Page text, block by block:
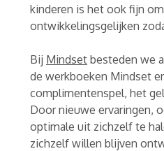
kinderen is het ook fijn
ontwikkelingsgelijken
Bij Mindset besteden we
de werkboeken Mindset
complimentenspel, het
Door nieuwe ervaringen,
optimale uit zichzelf te
zichzelf willen blijven